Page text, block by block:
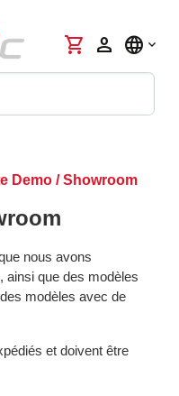
shopping_cart person language
Demo / Showroom
nous avons
ainsi que des modèles
modèles avec de
et doivent être